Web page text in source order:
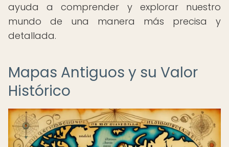
ayuda a comprender y explorar nuestro
mundo de una manera más precisa y
detallada.
Mapas Antiguos y su Valor
Histórico